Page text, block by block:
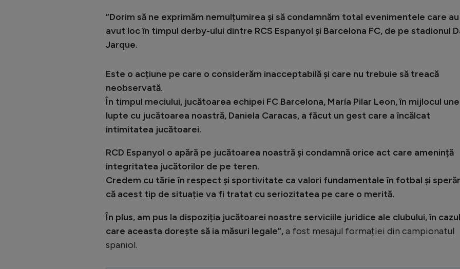
”Dorim să ne exprimăm nemulțumirea și să condamnăm total evenimentele care au
avut loc în timpul derby-ului dintre RCS Espanyol și Barcelona FC, de pe stadionul
Jarque.
Este o acțiune pe care o considerăm inacceptabilă și care nu trebuie să treacă
neobservată.
În timpul meciului, jucătoarea echipei FC Barcelona, María Pilar Leon, în mijlocul
lupte cu jucătoarea noastră, Daniela Caracas, a făcut un gest care a încălcat
intimitatea jucătoarei.
RCD Espanyol o apără pe jucătoarea noastră și condamnă orice act care amenință
integritatea jucătorilor de pe teren.
Credem cu tărie în respect și sportivitate ca valori fundamentale în fotbal și
că acest tip de situație va fi tratat cu seriozitatea pe care o merită.
În plus, am pus la dispoziția jucătoarei noastre serviciile juridice ale clubului, în
care aceasta dorește să ia măsuri legale”,a fost mesajul formației din campionatul
spaniol.